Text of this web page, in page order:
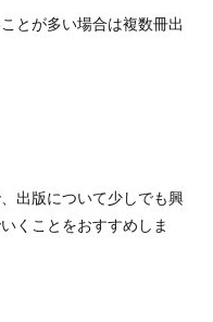
とが多い場合は複数冊出
出版について少しでも興
くことをおすすめしま